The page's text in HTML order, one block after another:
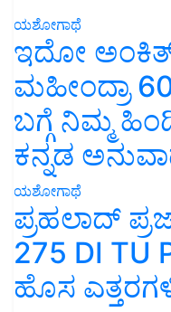
ಯಶೋಗಾಥೆ
ಇದೋ ಅಂಕಿತ್
ಮಹೀಂದ್ರಾ
ಬಗ್ಗೆ ನಿಮ್ಮ
ಕನ್ನಡ
ಯಶೋಗಾಥೆ
ಪ್ರಹಲಾದ್
275 DI TU
ಹೊಸ